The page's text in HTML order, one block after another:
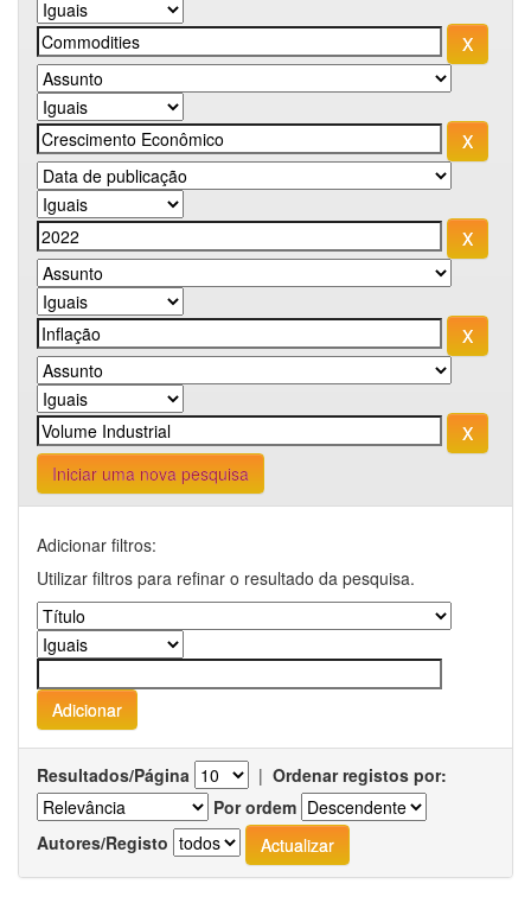
Iniciar uma nova pesquisa
Adicionar filtros:
Utilizar filtros para refinar o resultado da pesquisa.
Resultados/Página | Ordenar registos por:
Por ordem
Autores/Registo